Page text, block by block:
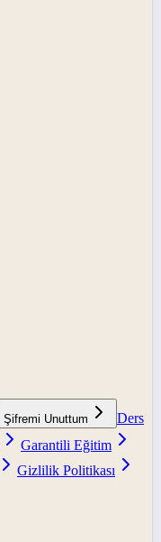
Şifremi Unuttum
Ders
Garantili Eğitim
Gizlilik Politikası